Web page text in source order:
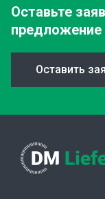
Оставьте
предложение
Оставить